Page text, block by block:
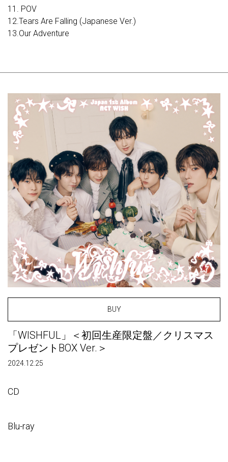
11. POV
12.Tears Are Falling (Japanese Ver.)
13.Our Adventure
BUY
「WISHFUL」＜初回生産限定盤／クリスマス
プレゼントBOX Ver.＞
2024.12.25
CD
Blu-ray